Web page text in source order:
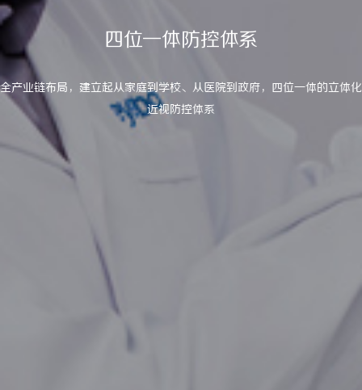
四位一体防控体系
全产业链布局，建立起从家庭到学校、从医院到政府，四位一体的立体化
近视防控体系